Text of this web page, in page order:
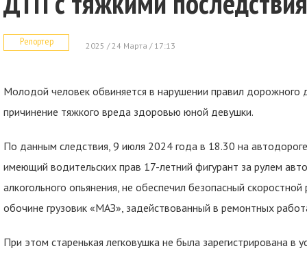
Репортер 2025 / 24 Марта / 17:13
Молодой человек обвиняется в нарушении правил
причинение тяжкого вреда здоровью юной девушки.
По данным следствия, 9 июля 2024 года в 18.30 на
имеющий водительских прав 17-летний фигурант за рулем
алкогольного опьянения, не обеспечил безопасный
обочине грузовик «МАЗ», задействованный в ремонтных
При этом старенькая легковушка не была зарегистрирована в